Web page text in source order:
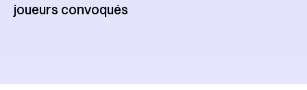
joueurs convoqués